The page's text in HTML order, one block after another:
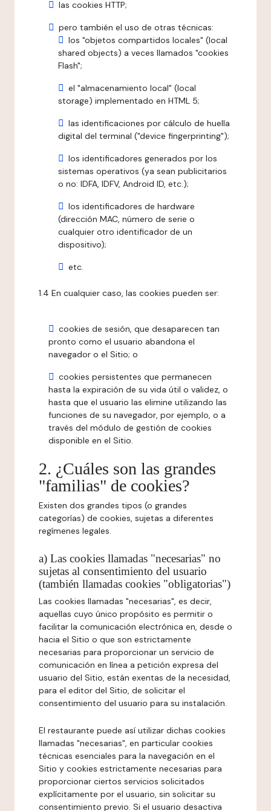
las cookies HTTP;
pero también el uso de otras técnicas:
los "objetos compartidos locales" (local
shared objects) a veces llamados "cookies
Flash";
el "almacenamiento local" (local
storage) implementado en HTML 5;
las identificaciones por cálculo de huella
digital del terminal ("device fingerprinting");
los identificadores generados por los
sistemas operativos (ya sean publicitarios
o no: IDFA, IDFV, Android ID, etc.);
los identificadores de hardware
(dirección MAC, número de serie o
cualquier otro identificador de un
dispositivo);
etc.
1.4 En cualquier caso, las cookies pueden ser:
cookies de sesión, que desaparecen tan
pronto como el usuario abandona el
navegador o el Sitio; o
cookies persistentes que permanecen
hasta la expiración de su vida útil o validez, o
hasta que el usuario las elimine utilizando las
funciones de su navegador, por ejemplo, o a
través del módulo de gestión de cookies
disponible en el Sitio.
2. ¿Cuáles son las grandes
"familias" de cookies?
Existen dos grandes tipos (o grandes
categorías) de cookies, sujetas a diferentes
regímenes legales.
a) Las cookies llamadas "necesarias" no
sujetas al consentimiento del usuario
(también llamadas cookies "obligatorias")
Las cookies llamadas "necesarias", es decir,
aquellas cuyo único propósito es permitir o
facilitar la comunicación electrónica en, desde o
hacia el Sitio o que son estrictamente
necesarias para proporcionar un servicio de
comunicación en línea a petición expresa del
usuario del Sitio, están exentas de la necesidad,
para el editor del Sitio, de solicitar el
consentimiento del usuario para su instalación.
El restaurante puede así utilizar dichas cookies
llamadas "necesarias", en particular cookies
técnicas esenciales para la navegación en el
Sitio y cookies estrictamente necesarias para
proporcionar ciertos servicios solicitados
explícitamente por el usuario, sin solicitar su
consentimiento previo. Si el usuario desactiva